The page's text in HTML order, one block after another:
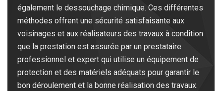
également le dessouchage chimique. Ces différentes
méthodes offrent une sécurité satisfaisante aux
voisinages et aux réalisateurs des travaux à condition
que la prestation est assurée par un prestataire
professionnel et expert qui utilise un équipement de
protection et des matériels adéquats pour garantir le
bon déroulement et la bonne réalisation des travaux.